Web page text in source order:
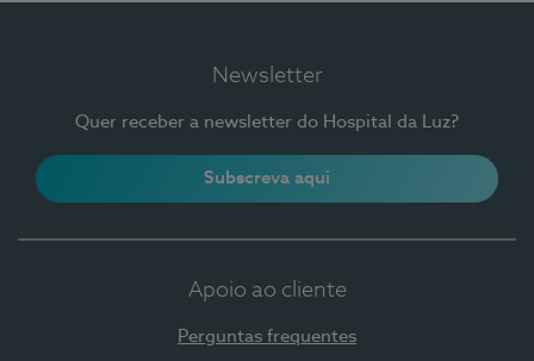
Newsletter
Quer receber a newsletter do Hospital da Luz?
Subscreva aqui
Apoio ao cliente
Perguntas frequentes